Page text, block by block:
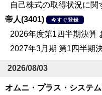
自己株式の取得状況に関
帝人(3401)
今すぐ登録
2026年度第1四半期決算
2027年3月期 第1四半期
2026/08/03
オムニ・プラス・システ